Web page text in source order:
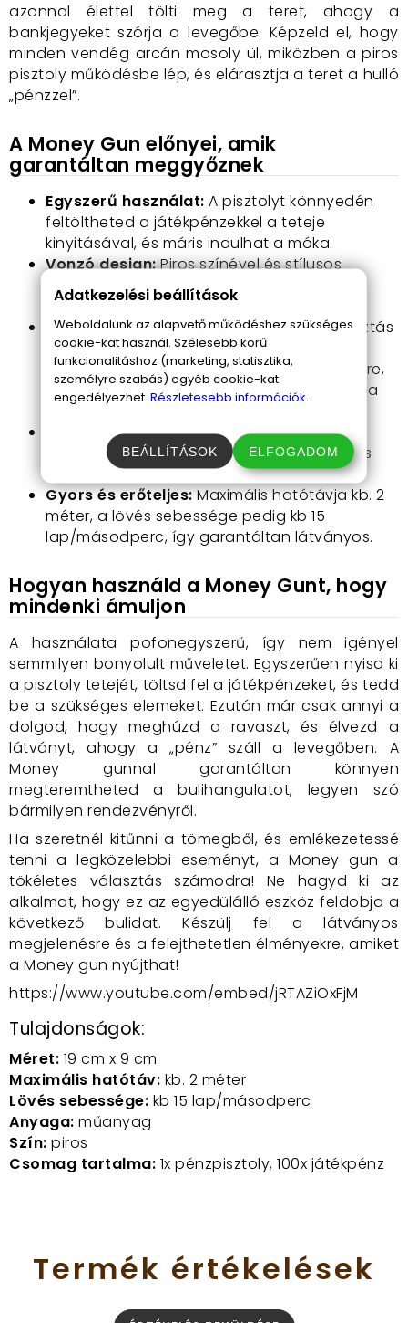
azonnal élettel tölti meg a teret, ahogy a
bankjegyeket szórja a levegőbe. Képzeld el, hogy
minden vendég arcán mosoly ül, miközben a piros
pisztoly működésbe lép, és elárasztja a teret a hulló
„pénzzel”.
A Money Gun előnyei, amik
garantáltan meggyőznek
Egyszerű használat: A pisztolyt könnyedén
feltöltheted a játékpénzekkel a teteje
kinyitásával, és máris indulhat a móka.
Vonzó design:Piros színével és stílusos
megjelenésével minden buliban
figyelemfelkeltő.
Széleskörű felhasználás:Tökéletes választás
esküvőkre, legény- és lánybúcsúkra,
születésnapokra, vagy bármilyen eseményre,
ahol garantáltan a figyelem középpontjába
kerülsz.
Kiváló minőség:Az eszköz strapabíró
műanyagból készült, amely hosszú távon is
bírja a megpróbáltatásokat.
Gyors és erőteljes:Maximális hatótávja kb. 2
méter, a lövés sebessége pedig kb 15
lap/másodperc, így garantáltan látványos.
Hogyan használd a Money Gunt, hogy
mindenki ámuljon
A használata pofonegyszerű, így nem igényel
semmilyen bonyolult műveletet. Egyszerűen nyisd ki
a pisztoly tetejét, töltsd fel a játékpénzeket, és tedd
be a szükséges elemeket. Ezután már csak annyi a
dolgod, hogy meghúzd a ravaszt, és élvezd a
látványt, ahogy a „pénz” száll a levegőben. A
Money gunnal garantáltan könnyen
megteremtheted a bulihangulatot, legyen szó
bármilyen rendezvényről.
Ha szeretnél kitűnni a tömegből, és emlékezetessé
tenni a legközelebbi eseményt, a Money gun a
tökéletes választás számodra! Ne hagyd ki az
alkalmat, hogy ez az egyedülálló eszköz feldobja a
következő bulidat. Készülj fel a látványos
megjelenésre és a felejthetetlen élményekre, amiket
a Money gun nyújthat!
https://www.youtube.com/embed/jRTAZiOxFjM
Tulajdonságok:
Méret: 19 cm x 9 cm
Maximális hatótáv: kb. 2 méter
Lövés sebessége: kb 15 lap/másodperc
Anyaga: műanyag
Szín: piros
Csomag tartalma: 1x pénzpisztoly, 100x játékpénz
Termék értékelések
Adatkezelési beállítások
Weboldalunk az alapvető működéshez szükséges
cookie-kat használ. Szélesebb körű
funkcionalitáshoz (marketing, statisztika,
személyre szabás) egyéb cookie-kat
engedélyezhet. Részletesebb információk.
BEÁLLÍTÁSOK ELFOGADOM